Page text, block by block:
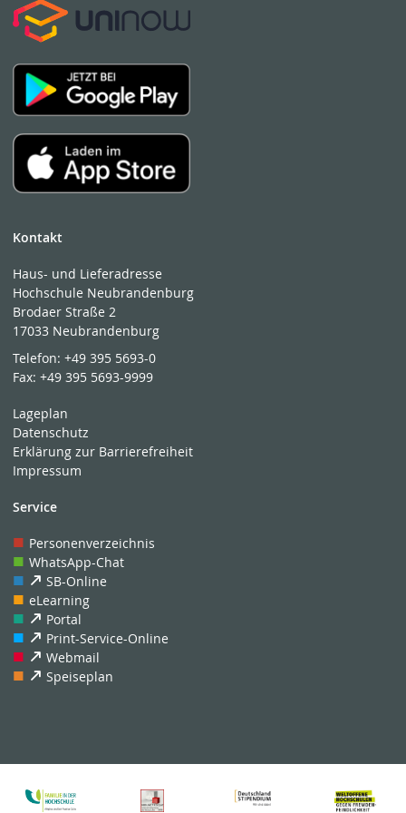
Kontakt
Haus- und Lieferadresse
Hochschule Neubrandenburg
Brodaer Straße 2
17033 Neubrandenburg
Telefon:+49 395 5693-0
Fax:+49 395 5693-9999
Lageplan
Datenschutz
Erklärung zur Barrierefreiheit
Impressum
Service
Personenverzeichnis
WhatsApp-Chat
SB-Online
eLearning
Portal
Print-Service-Online
Webmail
Speiseplan